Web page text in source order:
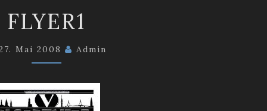
FLYER1
Mai 2008 Admin